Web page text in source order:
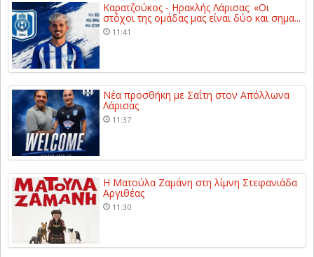
Καρατζούκος - Ηρακλής Λάρισας: «Οι
στόχοι της ομάδας μας είναι δύο και σημα...
11:41
Νέα προσθήκη με Σαΐτη στον Απόλλωνα
Λάρισας
11:37
Η Ματούλα Ζαμάνη στη λίμνη Στεφανιάδα
Αργιθέας
11:30